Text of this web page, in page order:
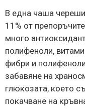
В една чаша
11% от
много
полифеноли,
фибри и
забавяне на
глюкозата, което
покачване на